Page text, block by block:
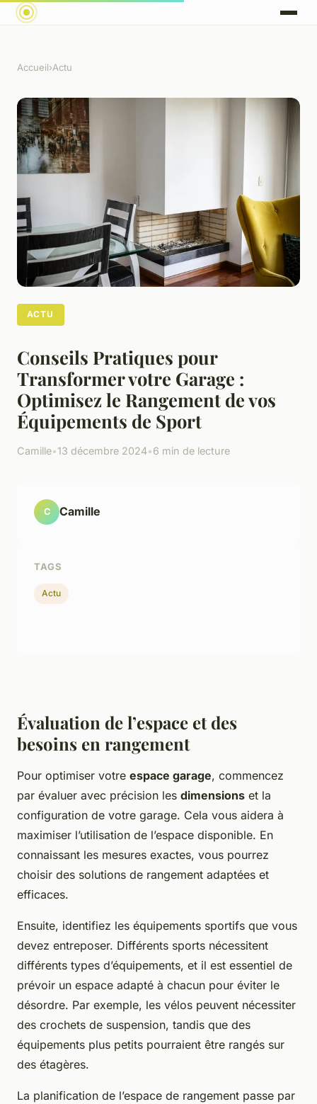
Accueil›Actu
ACTU
Conseils Pratiques pour
Transformer votre Garage :
Optimisez le Rangement de vos
Équipements de Sport
Camille•13 décembre 2024•6 min de lecture
Évaluation de l’espace et des
besoins en rangement
Pour optimiser votre espace garage, commencez
par évaluer avec précision les dimensions et la
configuration de votre garage. Cela vous aidera à
maximiser l’utilisation de l’espace disponible. En
connaissant les mesures exactes, vous pourrez
choisir des solutions de rangement adaptées et
efficaces.
Ensuite, identifiez les équipements sportifs que vous
devez entreposer. Différents sports nécessitent
différents types d’équipements, et il est essentiel de
prévoir un espace adapté à chacun pour éviter le
désordre. Par exemple, les vélos peuvent nécessiter
des crochets de suspension, tandis que des
équipements plus petits pourraient être rangés sur
des étagères.
La planification de l’espace de rangement passe par
C Camille
TAGS
Actu